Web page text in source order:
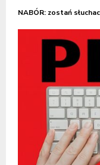
NABÓR: zostań